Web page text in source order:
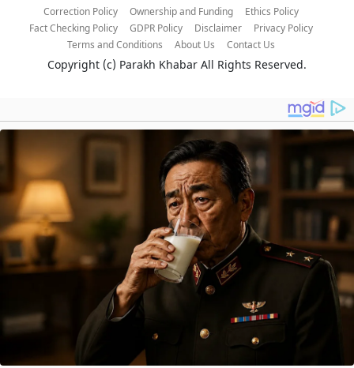
Correction Policy Ownership and Funding
Ethics Policy
Fact Checking Policy
GDPR Policy Disclaimer
Privacy Policy
Terms and Conditions
About Us Contact Us
Copyright (c) Parakh Khabar All Rights Reserved.